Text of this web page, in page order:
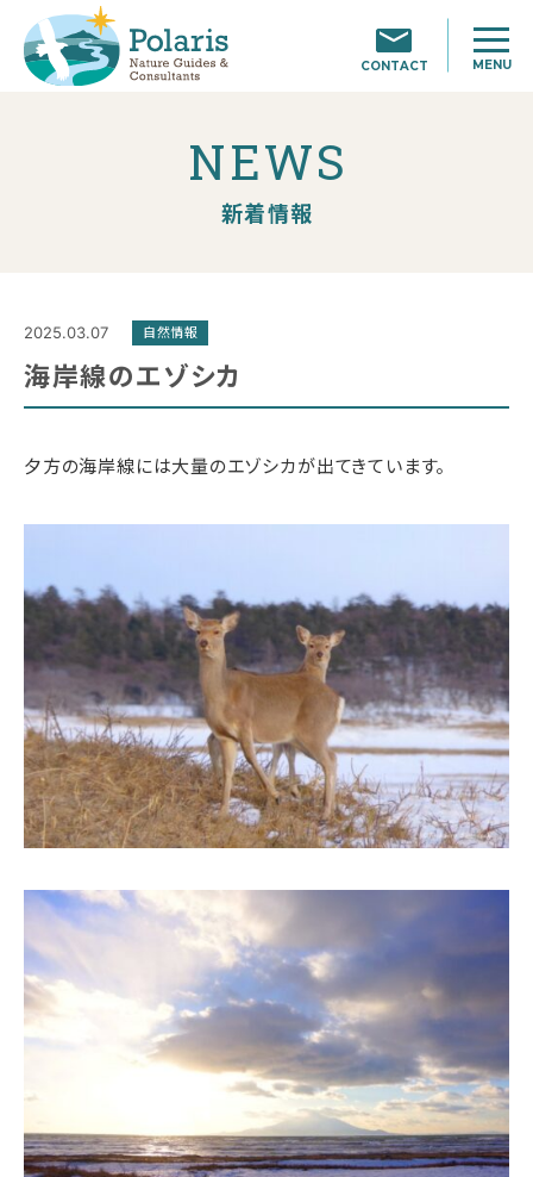
CONTACT MENU
NEWS
新着情報
2025.03.07 自然情報
海岸線のエゾシカ
夕方の海岸線には大量のエゾシカが出てきています。